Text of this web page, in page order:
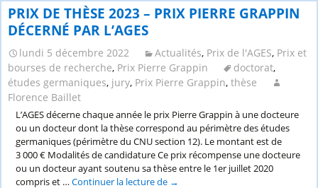
collège
de
France
2023
pour
les
jeunes
chercheuses
et
les
jeunes
chercheurs:
“Rencontres
des
PRIX DE THÈSE 2023 – PRIX PIERRE GRAPPIN
DÉCERNÉ PAR L’AGES
lundi 5 décembre 2022 Actualités, Prix de l'AGES, Prix et
bourses de recherche, Prix Pierre Grappin doctorat,
études germaniques, jury, Prix Pierre Grappin,thèse
Florence Baillet
L’AGES décerne chaque année le prix Pierre Grappin à une docteure
ou un docteur dont la thèse correspond au périmètre des études
germaniques (périmètre du CNU section 12). Le montant est de
3 000 € Modalités de candidature Ce prix récompense une docteure
ou un docteur ayant soutenu sa thèse entre le 1er juillet 2020
compris et …Continuer la lecture de PRIX
→